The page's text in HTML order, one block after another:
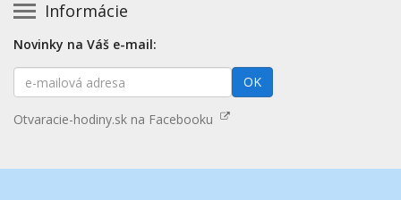
Kontakt na prevádzkovateľa
Zásady používania cookies
Prehlásenie o prístupnosti
Mapa stránok
Informácie
Základná registrácia otváracích hodín zadarmo
Platené služby
Nenašli ste otváracie hodiny? Pošlite nám tip
Aktualizácia otváracích hodín
Novinky na Váš e-mail:
E-
mailová
OK
Otvaracie-hodiny.sk na Facebooku